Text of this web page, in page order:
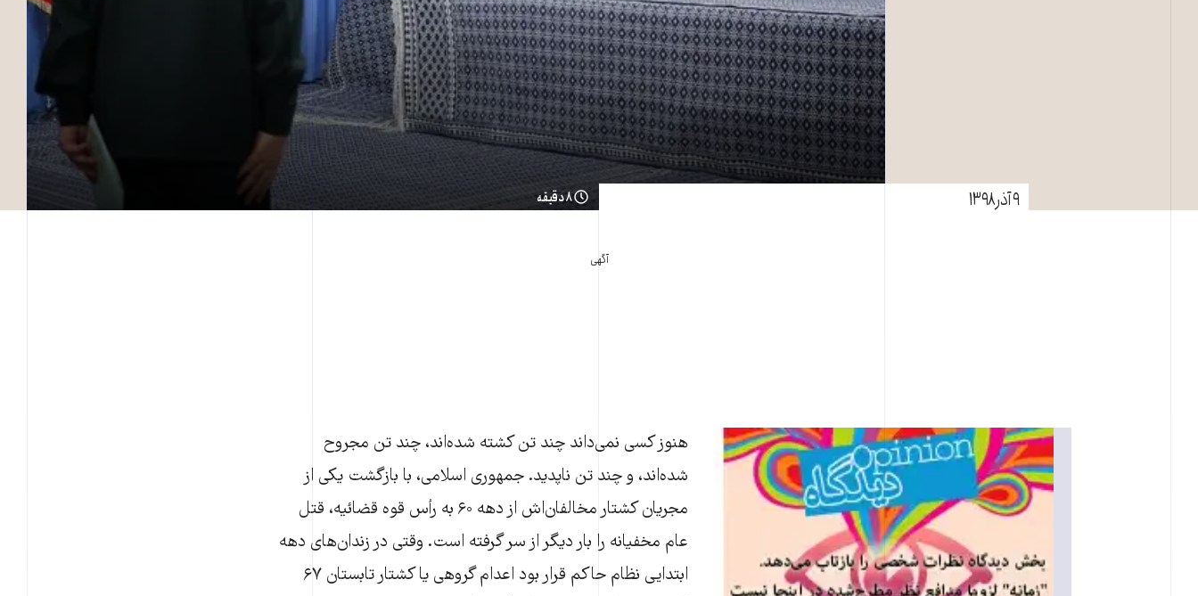
۹ آذر ۱۳۹۸ ۸ دقیقه
آگهی
هنوز کسی نمی‌داند چند تن کشته شده‌اند،‌ چند تن مجروح
شده‌اند،‌ و چند تن ناپدید. جمهوری اسلامی، با بازگشت یکی از
مجریان کشتار مخالفان‌اش از دهه ۶۰ به رأس قوه قضائیه، قتل
عام مخفیانه را بار دیگر از سر گرفته است. وقتی در زندان‌های دهه
ابتدایی نظام حاکم قرار بود اعدام گروهی یا کشتار تابستان ۶۷